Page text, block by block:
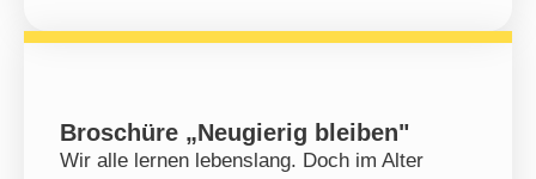
Broschüre „Neugierig bleiben"
Wir alle lernen lebenslang. Doch im Alter